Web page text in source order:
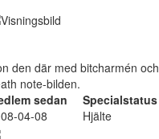
den där med bitcharmén och
note-bilden.
sedan
Specialstatus
04-08
Hjälte